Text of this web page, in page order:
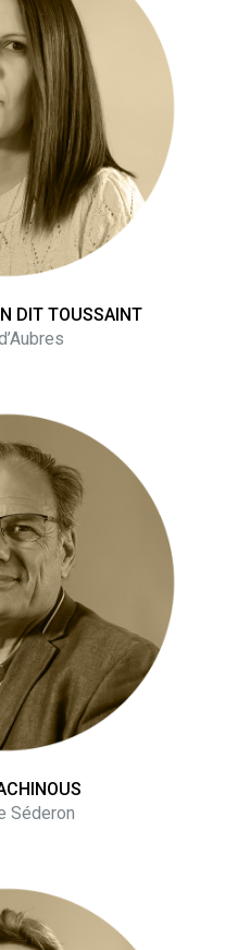
DIT TOUSSAINT
Séderon